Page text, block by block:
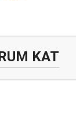
KAT